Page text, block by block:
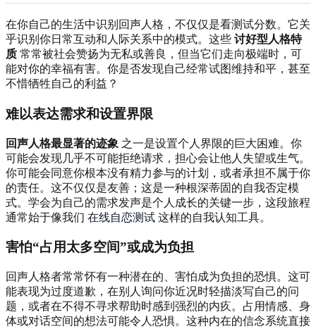
在你自己的生活中识别回声人格，不仅仅是看测试分数。它关
乎识别你日常互动和人际关系中的模式。这些 讨好型人格特
质 常常被社会赞扬为无私或善良，但当它们走向极端时，可
能对你的幸福有害。你是否发现自己经常试图维持和平，甚至
不惜牺牲自己的利益？
难以表达需求和设置界限
回声人格最显著的迹象 之一是设置个人界限的巨大困难。你
可能会发现几乎不可能拒绝请求，担心会让他人失望或生气。
你可能会同意你根本没有精力参与的计划，或者承担不属于你
的责任。这不仅仅是友善；这是一种根深蒂固的自我否定模
式。学会为自己的需求发声是个人成长的关键一步，这段旅程
通常始于像我们 在线自恋测试 这样的自我认知工具。
害怕“占用太多空间”或成为负担
回声人格者常常怀有一种潜在的、害怕成为负担的恐惧。这可
能表现为过度道歉，在别人询问你近况时轻描淡写自己的问
题，或者在不得不寻求帮助时感到强烈的内疚。占用情感、身
体或对话空间的想法可能令人恐惧。这种内在的信念系统直接